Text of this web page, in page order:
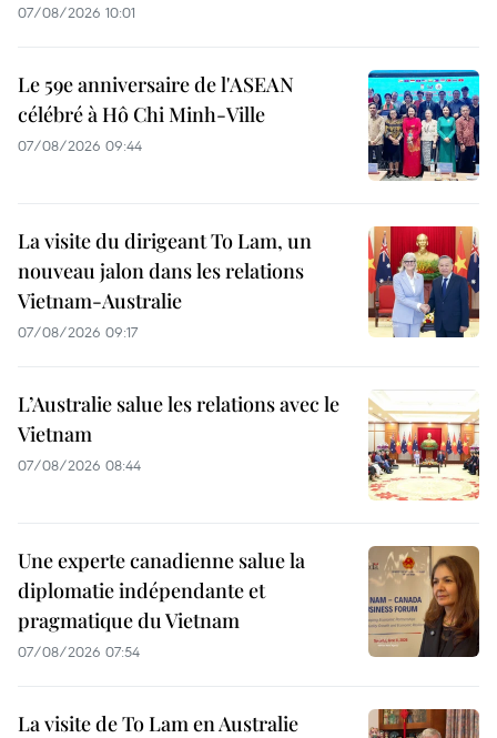
07/08/2026 10:01
Le 59e anniversaire de l'ASEAN
célébré à Hô Chi Minh-Ville
07/08/2026 09:44
La visite du dirigeant To Lam, un
nouveau jalon dans les relations
Vietnam-Australie
07/08/2026 09:17
L’Australie salue les relations avec le
Vietnam
07/08/2026 08:44
Une experte canadienne salue la
diplomatie indépendante et
pragmatique du Vietnam
07/08/2026 07:54
La visite de To Lam en Australie